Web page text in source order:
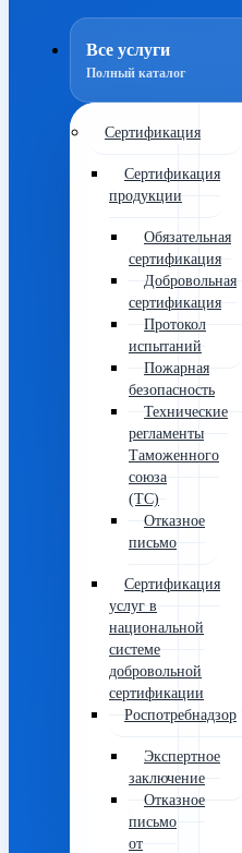
Все услуги
Полный каталог
Сертификация
Сертификация
продукции
Обязательная
сертификация
Добровольная
сертификация
Протокол
испытаний
Пожарная
безопасность
Технические
регламенты
Таможенного
союза
(ТС)
Отказное
письмо
Сертификация
услуг в
национальной
системе
добровольной
сертификации
Роспотребнадзор
Экспертное
заключение
Отказное
письмо
от